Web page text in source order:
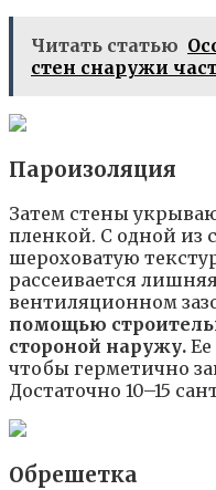
Читать статью
стен снаружи
Пароизоляция
Затем стены
пленкой. С одной из
шероховатую
рассеивается
вентиляционном
помощью
стороной наружу.
чтобы герметично
Достаточно 10–15
Обрешетка